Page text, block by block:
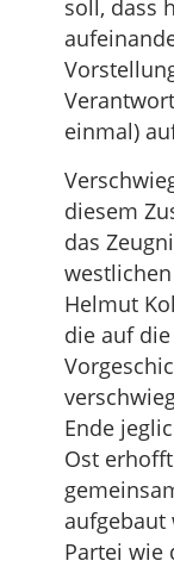
soll, dass
einmal)
diesem
das
Helmut
die auf
Ende
Ost
aufgebaut
Partei wie